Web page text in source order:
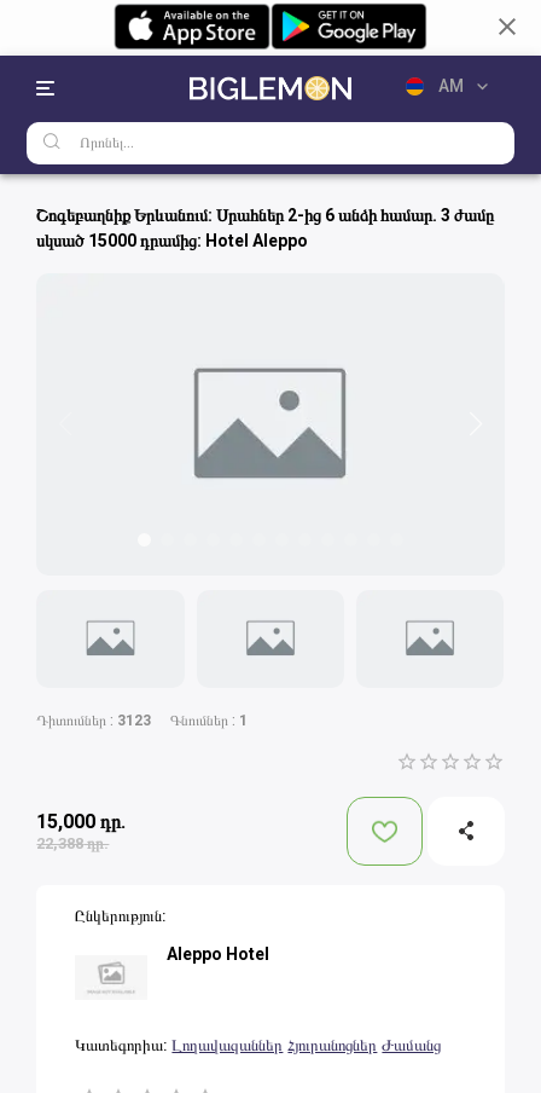
AM
RU
EN
Շոգեբաղնիք Երևանում: Սրահներ 2-ից 6 անձի համար. 3 ժամը
սկսած 15000 դրամից: Hotel Aleppo
Դիտումներ : 3123 Գնումներ : 1
15,000 դր.
22,388դր.
Ընկերություն:
Aleppo Hotel
Կատեգորիա: Լողավազաններ Հյուրանոցներ Ժամանց